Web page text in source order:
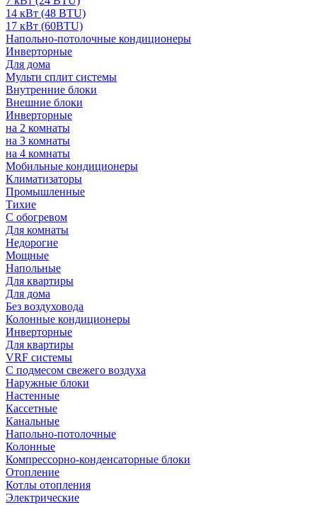
14 кВт (48 BTU)
17 кВт (60BTU)
Напольно-потолочные кондиционеры
Инверторные
Для дома
Мульти сплит системы
Внутренние блоки
Внешние блоки
Инверторные
на 2 комнаты
на 3 комнаты
на 4 комнаты
Мобильные кондиционеры
Климатизаторы
Промышленные
Тихие
С обогревом
Для комнаты
Недорогие
Мощные
Напольные
Для квартиры
Для дома
Без воздуховода
Колонные кондиционеры
Инверторные
Для квартиры
VRF системы
С подмесом свежего воздуха
Наружные блоки
Настенные
Кассетные
Канальные
Напольно-потолочные
Колонные
Компрессорно-конденсаторные блоки
Отопление
Котлы отопления
Электрические